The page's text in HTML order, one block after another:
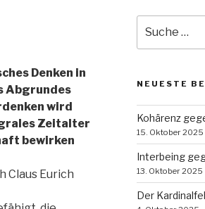
Denken in
Abgrundes
wird
Zeitalter
bewirken
Claus Eurich
nach:
NEUESTE
Kohärenz
15. Oktober 2025
Interbeing
13. Oktober 2025
Der